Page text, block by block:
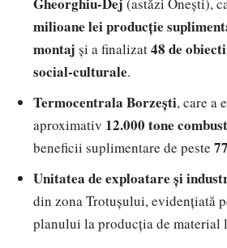
(astăzi Onești),
milioane lei producție
montaj și a finalizat48 de
social-culturale.
Termocentrala Borzești, care a
aproximativ 12.000 tone
beneficii suplimentare de peste
Unitatea de exploatare și
din zona Trotușului, evidențiată
planului la producția de material